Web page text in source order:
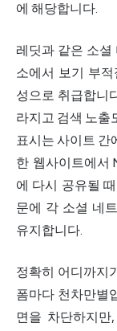
에 해당합니다.
레딧과 같은 소셜
소에서 보기 부
성으로 취급합니
라지고 검색 노출
표시는 사이트 간
한 웹사이트에서
에 다시 공유될
문에 각 소셜 네
유지합니다.
정확히 어디까지
폼마다 천차만별
면을 차단하지만